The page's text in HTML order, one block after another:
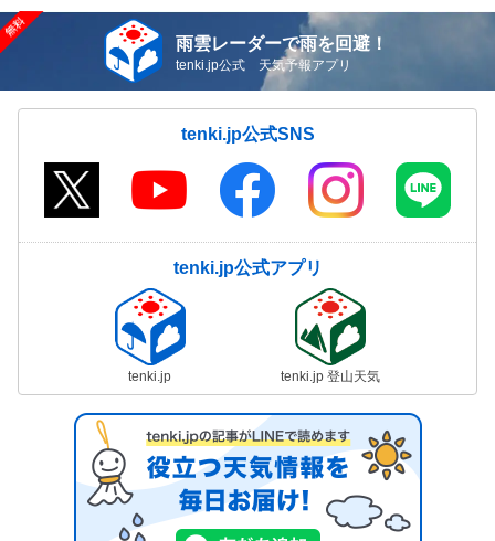
雨雲レーダーで雨を回避！
tenki.jp公式 天気予報アプリ
tenki.jp公式SNS
tenki.jp公式アプリ
tenki.jp tenki.jp 登山天気